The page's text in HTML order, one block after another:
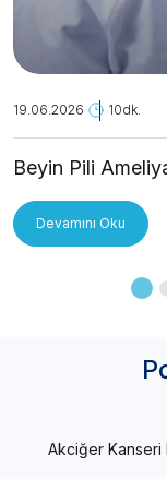
19.06.2026 10dk.
Beyin Pili
Devamını Oku
Akciğer Kanseri